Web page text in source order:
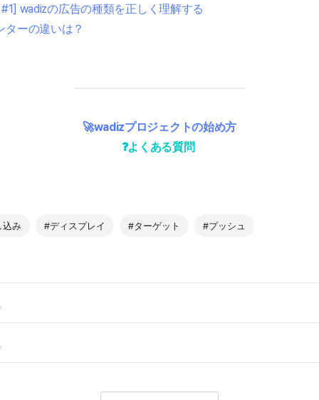
wadizの広告の種類を正しく理解する
ターの違いは？
🚀wadizプロジェクトの始め方
❓よくある質問
込み #ディスプレイ #ターゲット #プッシュ